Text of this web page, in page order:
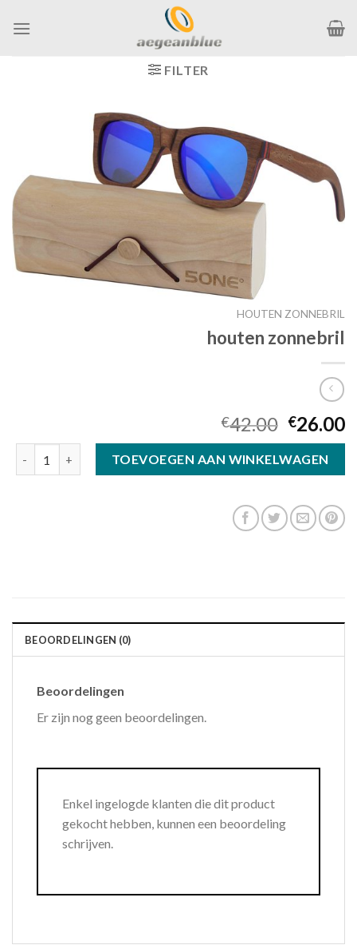
naar
FILTER
HOUTEN ZONNEBRIL
houten zonnebril
€42.00 €26.00
TOEVOEGEN AAN WINKELWAGEN
BEOORDELINGEN (0)
Beoordelingen
Er zijn nog geen beoordelingen.
Enkel ingelogde klanten die dit product
gekocht hebben, kunnen een beoordeling
schrijven.